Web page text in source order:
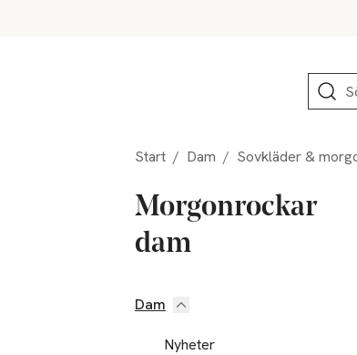
Sök
Start / Dam / Sovkläder &
Morgonrockar
dam
Hoppa till produktsidan
Dam
Nyheter